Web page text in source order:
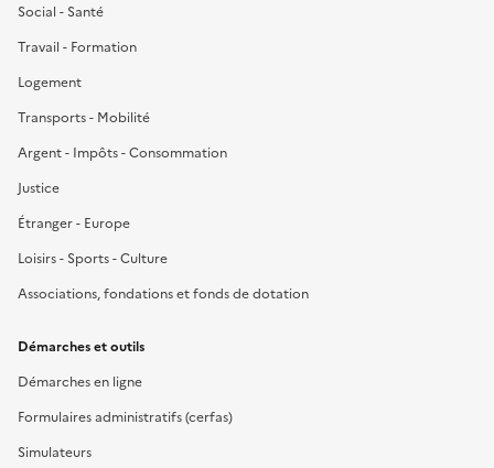
Social - Santé
Travail - Formation
Logement
Transports - Mobilité
Argent - Impôts - Consommation
Justice
Étranger - Europe
Loisirs - Sports - Culture
Associations, fondations et fonds de dotation
Démarches et outils
Démarches en ligne
Formulaires administratifs (cerfas)
Simulateurs